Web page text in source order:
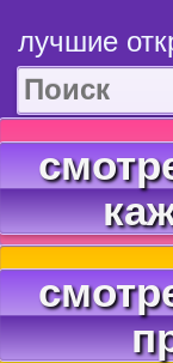
лучшие